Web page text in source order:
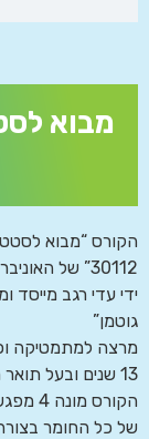
מבוא
הקורס “מבוא
30112” של
ידי עדי רגב מייסד
גוטמן”
מרצה למתמטיקה
13 שנים ובעל תואר ראשון ושני של האו”פ.
הקורס
של כל החומר